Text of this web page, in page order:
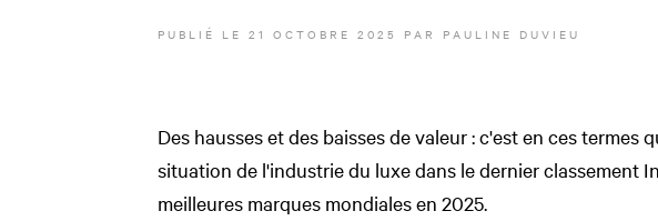
PUBLIÉ LE 21 OCTOBRE 2025 PAR PAULINE DUVIEU
Des hausses et des baisses de valeur : c'est en ces termes
situation de l'industrie du luxe dans le dernier classement
meilleures marques mondiales en 2025.